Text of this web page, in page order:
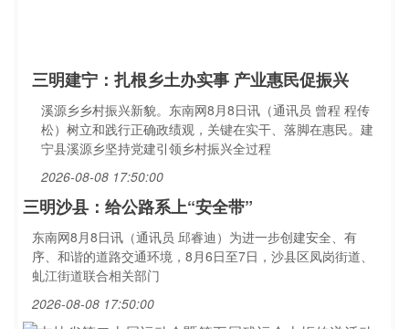
三明建宁：扎根乡土办实事 产业惠民促振兴
溪源乡乡村振兴新貌。东南网8月8日讯（通讯员 曾程 程传
松）树立和践行正确政绩观，关键在实干、落脚在惠民。建
宁县溪源乡坚持党建引领乡村振兴全过程
2026-08-08 17:50:00
三明沙县：给公路系上“安全带”
东南网8月8日讯（通讯员 邱睿迪）为进一步创建安全、有
序、和谐的道路交通环境，8月6日至7日，沙县区凤岗街道、
虬江街道联合相关部门
2026-08-08 17:50:00